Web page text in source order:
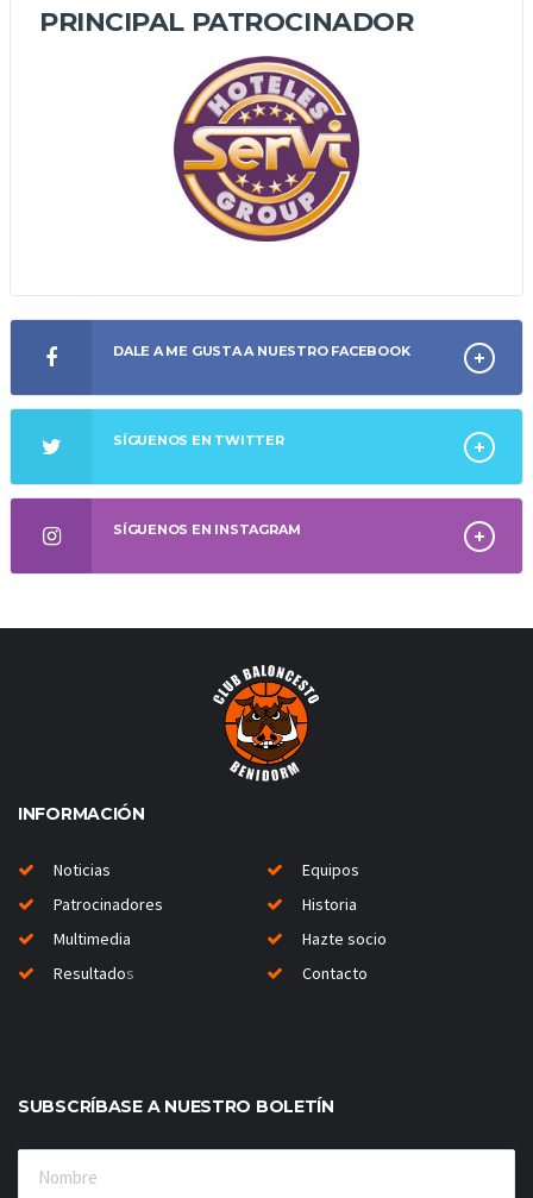
PRINCIPAL PATROCINADOR
DALE A ME GUSTA A NUESTRO FACEBOOK
SÍGUENOS EN TWITTER
SÍGUENOS EN INSTAGRAM
INFORMACIÓN
Noticias
Equipos
Patrocinadores
Historia
Multimedia
Hazte socio
Resultados Contacto
SUBSCRÍBASE A NUESTRO BOLETÍN